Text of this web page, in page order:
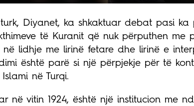
Diyanet, ka shkaktuar debat pasi ka
të Kuranit që nuk përputhen me
në lidhje me lirinë fetare dhe lirinë e
është parë si një përpjekje për të
në Turqi.
në vitin 1924, është një institucion me